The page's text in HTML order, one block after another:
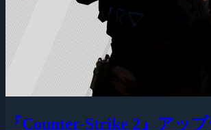
『Counter-Strike 2』アッ